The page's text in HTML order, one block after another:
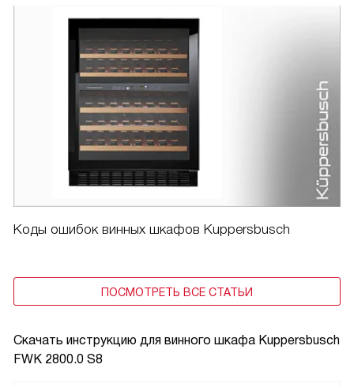
Скачать инструкцию для винного шкафа Kuppersbusch
FWK 2800.0 S8
Коды ошибок винных шкафов Kuppersbusch
ПОСМОТРЕТЬ ВСЕ СТАТЬИ